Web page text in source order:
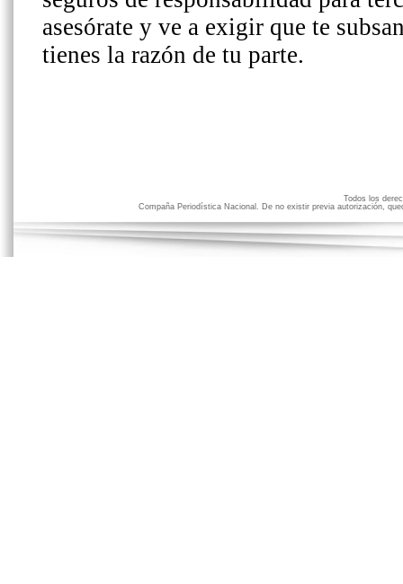
Todos los
Compaña Periodística Nacional. De no existir previa autorización,